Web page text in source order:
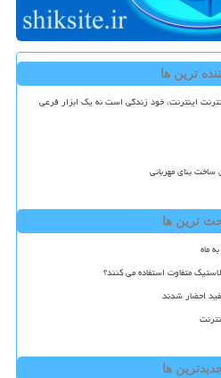
ترین ها
اینترنت، خود زندگی است نه یک ابزار فرعی
بنای مهربانی
ترین ها
ماه
متفاوت استفاده می کنند؟
احضار شدند
ها